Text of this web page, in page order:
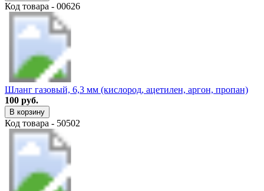
Код товара - 00626
Шланг газовый, 6,3 мм (кислород, ацетилен, аргон, пропан)
100 руб.
В корзину
Код товара - 50502